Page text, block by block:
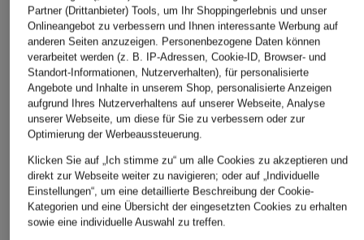
ÄHNLICHE ARTIKEL ENTDECKEN
Partner (Drittanbieter) Tools, um Ihr Shoppingerlebnis und unser
Onlineangebot zu verbessern und Ihnen interessante Werbung auf
anderen Seiten anzuzeigen. Personenbezogene Daten können
verarbeitet werden (z. B. IP-Adressen, Cookie-ID, Browser- und
Standort-Informationen, Nutzerverhalten), für personalisierte
Angebote und Inhalte in unserem Shop, personalisierte Anzeigen
aufgrund Ihres Nutzerverhaltens auf unserer Webseite, Analyse
unserer Webseite, um diese für Sie zu verbessern oder zur
Optimierung der Werbeaussteuerung.
Klicken Sie auf „Ich stimme zu“ um alle Cookies zu akzeptieren und
direkt zur Webseite weiter zu navigieren; oder auf „Individuelle
Einstellungen“, um eine detaillierte Beschreibung der Cookie-
Kategorien und eine Übersicht der eingesetzten Cookies zu erhalten
sowie eine individuelle Auswahl zu treffen.